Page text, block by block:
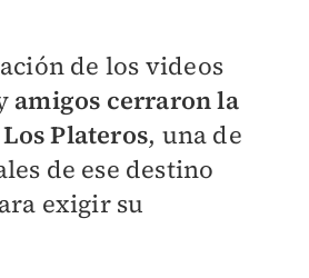
de los videos
amigos cerraron la
Plateros, una de
de ese destino
exigir su